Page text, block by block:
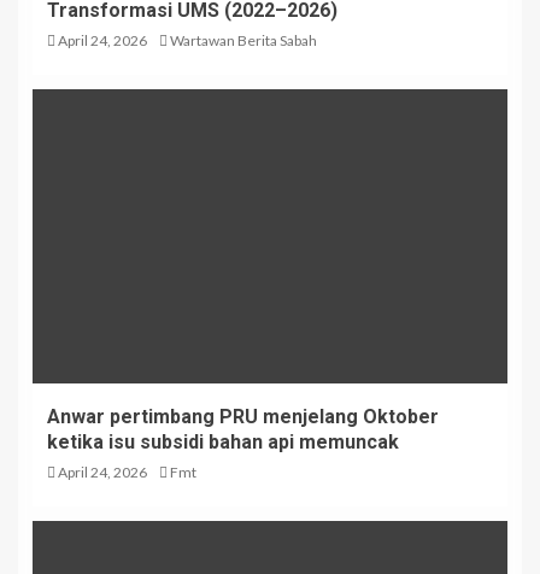
Transformasi UMS (2022–2026)
April 24, 2026 Wartawan Berita Sabah
Anwar pertimbang PRU menjelang Oktober
ketika isu subsidi bahan api memuncak
April 24, 2026 Fmt